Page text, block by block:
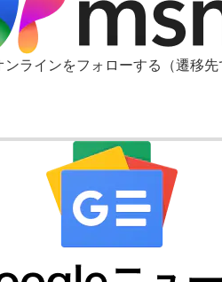
ンラインをフォローする
（遷移